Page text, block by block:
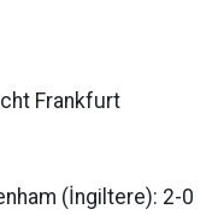
Frankfurt
(İngiltere): 2-0